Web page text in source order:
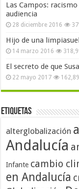
Las Campos:
audiencia
28 diciembre 2016
Hijo de una
14 marzo 2016
El secreto de que
22 mayo 2017
Etiquetas
alterglobalización
Andalucía
Infante cambio
en Andalucía